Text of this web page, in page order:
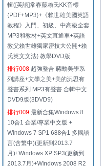
輯([英語]常春藤賴氏KK音標
(PDF+MP3)+《賴世雄美國英語
教程》入門、初級、中高級全套
MP3和教材+英文直通車+英語
教父賴世雄獨家密技大公開+賴
氏英文文法) 教學DVD版
排行008 超強整合 蔣勳美學系
列講座+文學之美+美的沉思有
聲書系列 MP3有聲書 合輯中文
DVD9版(3DVD9)
排行009 最新合集Windows 8
10合1 企業/專業中文版 +
Windows 7 SP1 688合1 多國語
言(含繁中)(更新到2013.7
月)+Windows XP SP3(更新到
2013.7月)+Windows 2008 R2